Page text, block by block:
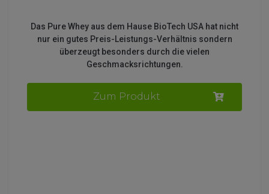
Das Pure Whey aus dem Hause BioTech USA hat nicht
nur ein gutes Preis-Leistungs-Verhältnis sondern
überzeugt besonders durch die vielen
Geschmacksrichtungen.
Zum Produkt